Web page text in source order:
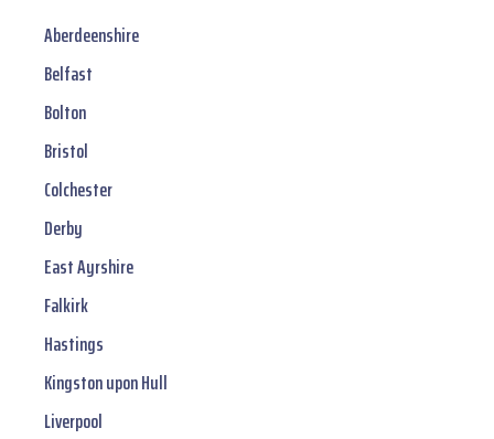
Aberdeenshire
Belfast
Bolton
Bristol
Colchester
Derby
East Ayrshire
Falkirk
Hastings
Kingston upon Hull
Liverpool